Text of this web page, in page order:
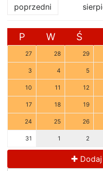
poprzedni
P W Ś
27 28 29
3 4 5
10 11 12
17 18 19
24 25 26
31 1 2
Dodaj